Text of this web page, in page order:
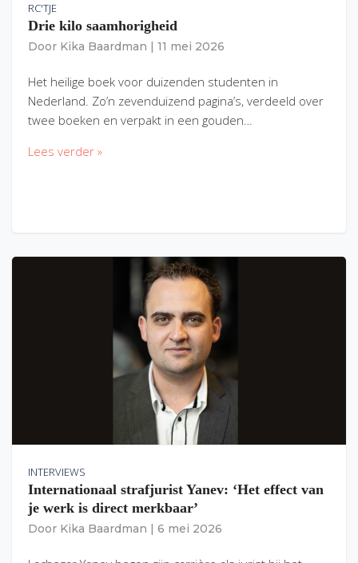
RC'TJE
Drie kilo saamhorigheid
Door Kika Baardman 11 mei 2026
Het heilige boek voor duizenden studenten in
Nederland. Zo’n zevenduizend pagina’s, verdeeld over
twee boeken en verpakt in een gouden…
Lees verder »
INTERVIEWS
Internationaal strafjurist Yanev: ‘Het effect van
je werk is direct merkbaar’
Door Kika Baardman 6 mei 2026